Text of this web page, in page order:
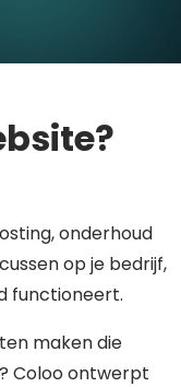
onderhoud
op je bedrijf,
functioneert.
maken die
Coloo ontwerpt